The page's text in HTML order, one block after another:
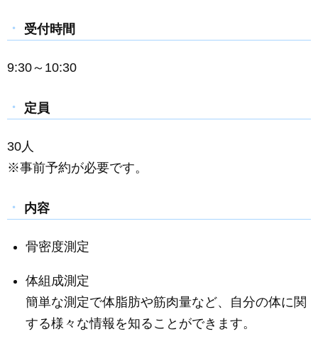
k
受付時間
9:30～10:30
定員
30人
※事前予約が必要です。
内容
骨密度測定
体組成測定
簡単な測定で体脂肪や筋肉量など、自分の体に関
する様々な情報を知ることができます。